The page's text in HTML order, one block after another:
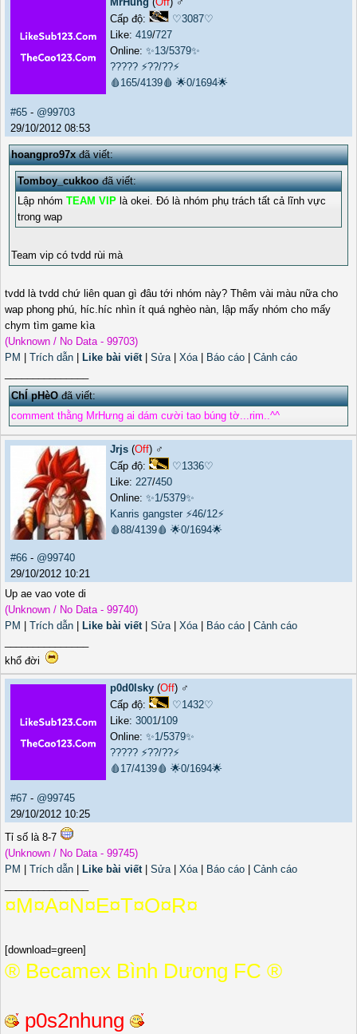
Cấp độ:
♡3087♡
Like: 419/727
Online: ✨13/5379✨
????? ⚡??/??⚡
🩸165/4139🩸 🌟0/1694🌟
#65 - @99703
29/10/2012 08:53
hoangpro97xđã viết:
Tomboy_cukkoođã viết:
Lập nhóm TEAM VIP là okei. Đó là nhóm phụ trách tất cả lĩnh vực
trong wap
Team vip có tvdd rùi mà
tvdd là tvdd chứ liên quan gì đâu tới nhóm này? Thêm vài màu nữa cho
wap phong phú, híc.híc nhìn ít quá nghèo nàn, lập mấy nhóm cho mấy
chym tìm game kìa
(Unknown / No Data - 99703)
PM
Trích dẫn Like bài viết| Sửa| Xóa| Báo cáo
Cảnh cáo
ChÍ pHèOđã viết:
comment thằng MrHưng ai dám cười tao búng tờ...rim..^^
Jrjs (Off) ♂️
Cấp độ:
♡1336♡
Like: 227/450
Online: ✨1/5379✨
Kanris gangster ⚡46/12⚡
🩸88/4139🩸 🌟0/1694🌟
#66 - @99740
29/10/2012 10:21
Up ae vao vote di
(Unknown / No Data - 99740)
PM
Trích dẫn Like bài viết| Sửa| Xóa| Báo cáo
Cảnh cáo
khổ đời
p0d0lsky (Off) ♂️
Cấp độ:
♡1432♡
Like: 3001/109
Online: ✨1/5379✨
????? ⚡??/??⚡
🩸17/4139🩸 🌟0/1694🌟
#67 - @99745
29/10/2012 10:25
Tỉ số là 8-7
(Unknown / No Data - 99745)
PM
Trích dẫn Like bài viết| Sửa| Xóa| Báo cáo
Cảnh cáo
¤M¤A¤N¤E¤T¤O¤R¤
[download=green]
­® Becamex Bình Dương FC ®
p0s2nhung